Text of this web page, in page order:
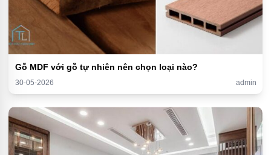
Gỗ MDF với gỗ tự nhiên nên chọn loại nào?
30-05-2026 admin